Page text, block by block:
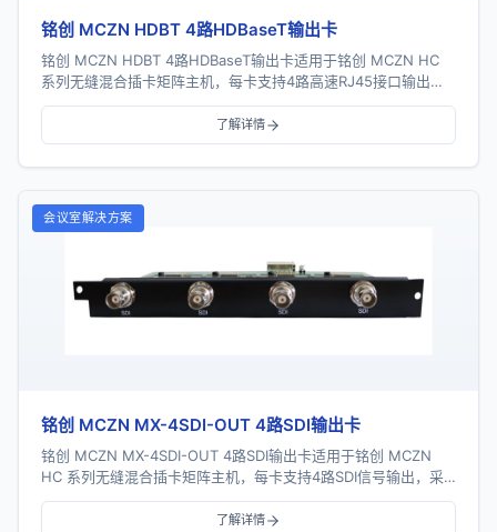
铭创 MCZN HDBT 4路HDBaseT输出卡
铭创 MCZN HDBT 4路HDBaseT输出卡适用于铭创 MCZN HC
系列无缝混合插卡矩阵主机，每卡支持4路高速RJ45接口输出，
支持HDBaseT协议...
了解详情
会议室解决方案
铭创 MCZN MX-4SDI-OUT 4路SDI输出卡
铭创 MCZN MX-4SDI-OUT 4路SDI输出卡适用于铭创 MCZN
HC 系列无缝混合插卡矩阵主机，每卡支持4路SDI信号输出，采
用一卡四路插卡式结构...
了解详情